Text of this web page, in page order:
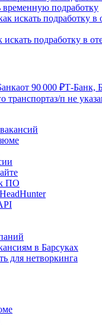
временную подработку
искать подработку в
от 90 000 ₽Т-Банк,
транспортаз/п не
ПО
в Барсуках
для нетворкинга